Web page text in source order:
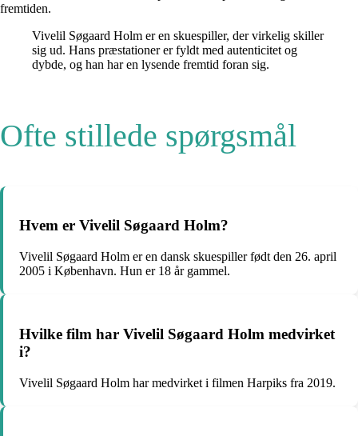
fremtiden.
Vivelil Søgaard Holm er en skuespiller, der virkelig skiller
sig ud. Hans præstationer er fyldt med autenticitet og
dybde, og han har en lysende fremtid foran sig.
Ofte stillede spørgsmål
Hvem er Vivelil Søgaard Holm?
Vivelil Søgaard Holm er en dansk skuespiller født den 26. april
2005 i København. Hun er 18 år gammel.
Hvilke film har Vivelil Søgaard Holm medvirket
i?
Vivelil Søgaard Holm har medvirket i filmen Harpiks fra 2019.